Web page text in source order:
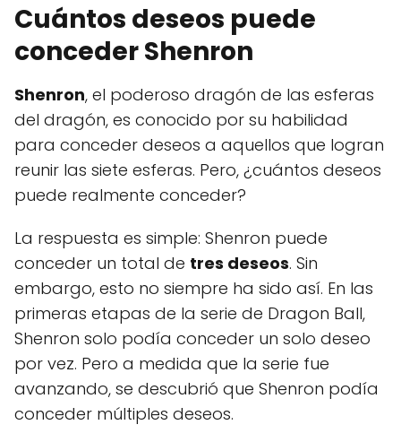
Cuántos deseos puede
conceder Shenron
Shenron, el poderoso dragón de las esferas
del dragón, es conocido por su habilidad
para conceder deseos a aquellos que logran
reunir las siete esferas. Pero, ¿cuántos deseos
puede realmente conceder?
La respuesta es simple: Shenron puede
conceder un total de tres deseos. Sin
embargo, esto no siempre ha sido así. En las
primeras etapas de la serie de Dragon Ball,
Shenron solo podía conceder un solo deseo
por vez. Pero a medida que la serie fue
avanzando, se descubrió que Shenron podía
conceder múltiples deseos.